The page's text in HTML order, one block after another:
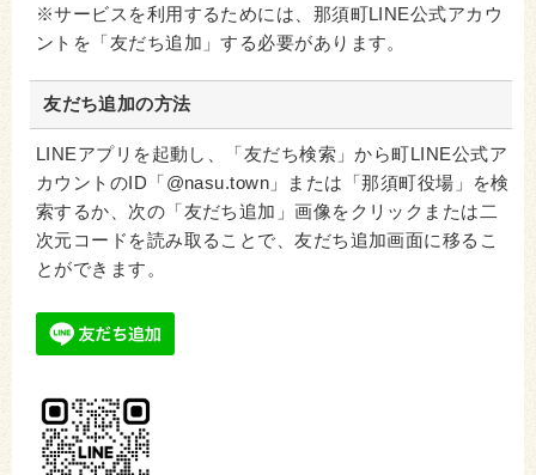
※サービスを利用するためには、那須町LINE公式アカウ
ントを「友だち追加」する必要があります。
友だち追加の方法
LINEアプリを起動し、「友だち検索」から町LINE公式ア
カウントのID「@nasu.town」または「那須町役場」を検
索するか、次の「友だち追加」画像をクリックまたは二
次元コードを読み取ることで、友だち追加画面に移るこ
とができます。